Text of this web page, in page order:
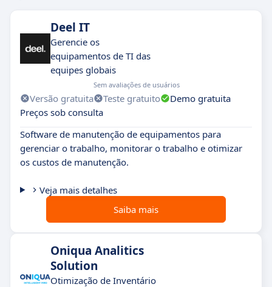
Deel IT
Gerencie os
equipamentos de TI das
equipes globais
Sem avaliações de usuários
Versão gratuita Teste gratuito
Demo gratuita
Preços sob consulta
Software de manutenção de equipamentos para
gerenciar o trabalho, monitorar o trabalho e otimizar
os custos de manutenção.
Veja mais detalhes
Saiba mais
Oniqua Analitics
Solution
Otimização de Inventário